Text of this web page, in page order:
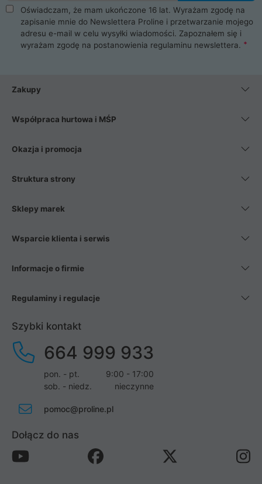
takie jak procesory, karty graficzne, płyty główne, pamięci,
dyski SSD, M.2 oraz HDD. Nasi pracownicy pomogą Ci wybrać
najlepszy zasilacz komputerowy oraz obudowę do komputera.
Poza komputerami mamy również najlepsze na rynku
Smartfony takich producentów jak Xiaomi, Apple, Samsung i
wentylatory. Na koniec mając już to wszystko, możesz
Oświadczam, że mam ukończone 16 lat. Wyrażam zgodę na
zapisanie mnie do Newslettera Proline i przetwarzanie mojego
adresu e-mail w celu wysyłki wiadomości. Zapoznałem się i
wyrażam zgodę na postanowienia regulaminu newslettera.
Zakupy
Współpraca hurtowa i MŚP
Okazja i promocja
Struktura strony
Sklepy marek
Wsparcie klienta i serwis
Informacje o firmie
Regulaminy i regulacje
Szybki kontakt
664 999 933
pon. - pt.
9:00 - 17:00
sob. - niedz.
nieczynne
pomoc@proline.pl
Dołącz do nas